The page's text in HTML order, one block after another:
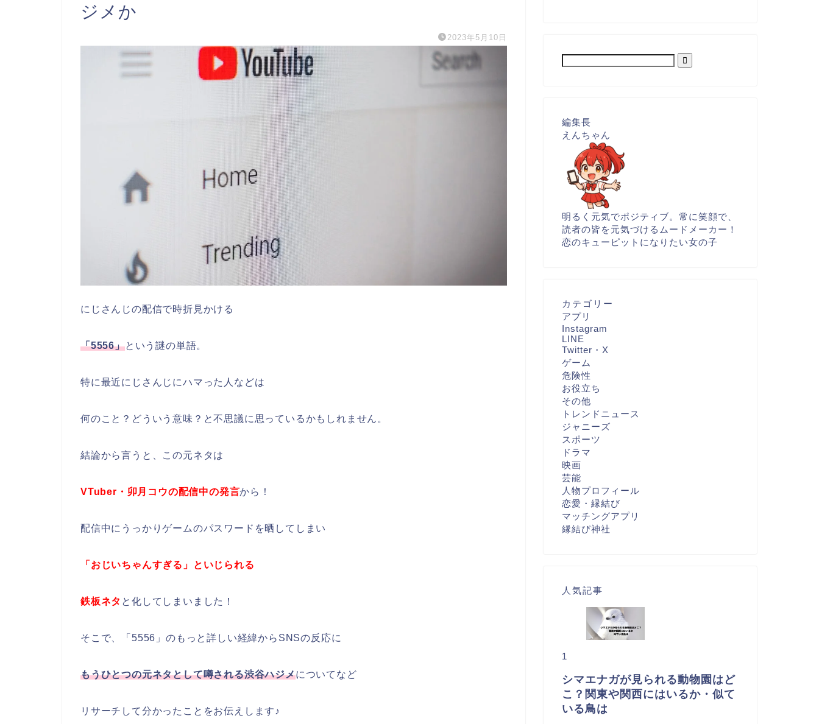
ジメか
2023年5月10日
にじさんじの配信で時折見かける
「5556」という謎の単語。
特に最近にじさんじにハマった人などは
何のこと？どういう意味？と不思議に思っているかもしれません。
結論から言うと、この元ネタは
VTuber・卯月コウの配信中の発言から！
配信中にうっかりゲームのパスワードを晒してしまい
「おじいちゃんすぎる」といじられる
鉄板ネタ と化してしまいました！
そこで、「5556」のもっと詳しい経緯からSNSの反応に
もうひとつの元ネタとして噂される渋谷ハジメについてなど
リサーチして分かったことをお伝えします♪
編集長
えんちゃん
明るく元気でポジティブ。常に笑顔で、
読者の皆を元気づけるムードメーカー！
恋のキューピットになりたい女の子
カテゴリー
アプリ
Instagram
LINE
Twitter・X
ゲーム
危険性
お役立ち
その他
トレンドニュース
ジャニーズ
スポーツ
ドラマ
映画
芸能
人物プロフィール
恋愛・縁結び
マッチングアプリ
縁結び神社
人気記事
1
シマエナガが見られる動物園はど
こ？関東や関西にはいるか・似て
いる鳥は